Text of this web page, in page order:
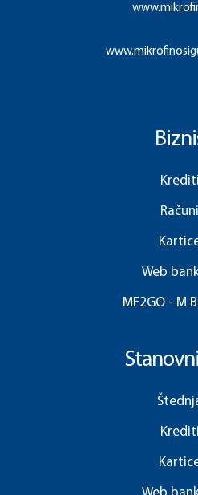
Krediti
Računi
Web
MF2GO - M
Krediti